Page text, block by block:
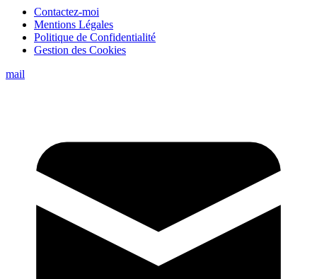
Contactez-moi
Mentions Légales
Politique de Confidentialité
Gestion des Cookies
mail